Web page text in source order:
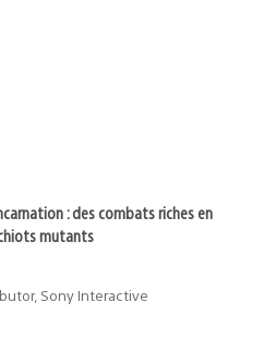
: des combats riches en
mutants
Sony Interactive